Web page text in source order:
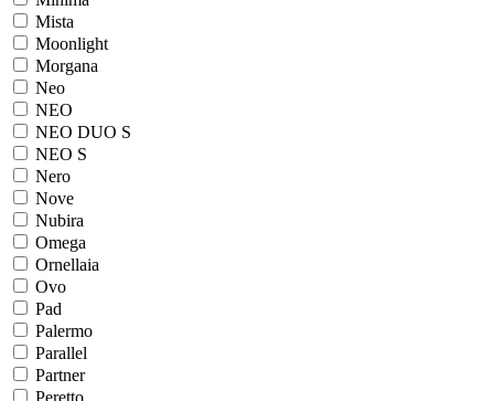
Mista
Moonlight
Morgana
Neo
NEO
NEO DUO S
NEO S
Nero
Nove
Nubira
Omega
Ornellaia
Ovo
Pad
Palermo
Parallel
Partner
Peretto